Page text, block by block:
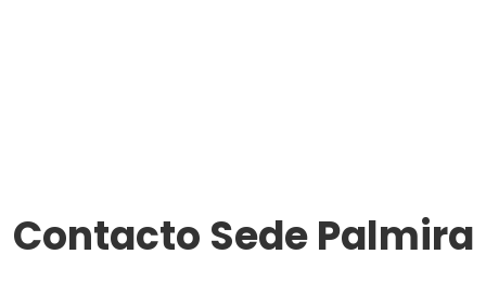
Contacto Sede Palmira